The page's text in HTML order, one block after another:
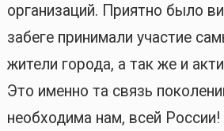
организаций. Приятно было
забеге принимали участие
жители города, а так же и
Это именно та связь
необходима нам, всей России!